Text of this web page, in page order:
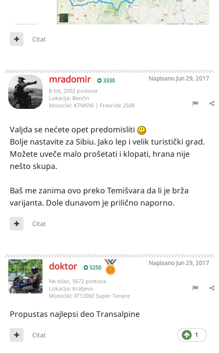
Citat
mradomir 3330 Napisano Jun 29, 2017
8-bit, 2002 postova
Lokacija: Beočin
Motocikl: KTM690 | Freeride 250R
Valjda se nećete opet predomisliti
Bolje nastavite za Sibiu. Jako lep i velik turistički grad.
Možete uveče malo prošetati i klopati, hrana nije
nešto skupa.
Baš me zanima ovo preko Temišvara da li je brža
varijanta. Dole dunavom je prilično naporno.
Citat
doktor 5250
Napisano Jun 29, 2017
Ne silazi, 5672 postova
Lokacija: Kraljevo
Motocikl: XT1200Z Super Tenere
Propustas najlepsi deo Transalpine
1
Citat